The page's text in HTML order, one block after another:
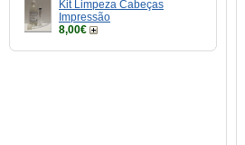
Kit Limpeza Cabeças
Impressão
8,00€